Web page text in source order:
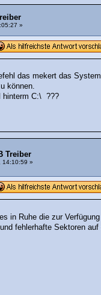
»
das mekert das
können.
hinterm C:\ ???
Treiber
14:10:59 »
in Ruhe die zur
fehlerhafte Sektoren